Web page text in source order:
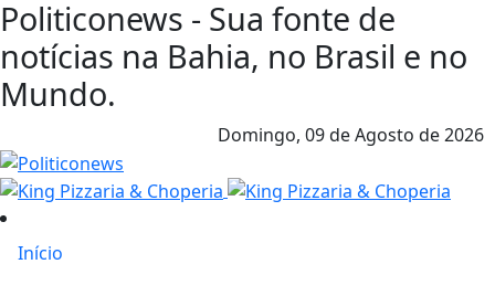
Politiconews - Sua fonte de
notícias na Bahia, no Brasil e no
Mundo.
Domingo, 09 de Agosto de 2026
Início